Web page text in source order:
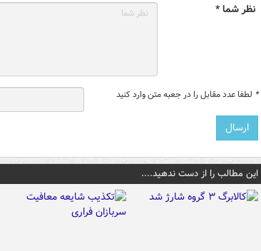
نظر شما *
* لطفا عدد مقابل را در جعبه متن وارد کنید
این مطالب را از دست ندهید....